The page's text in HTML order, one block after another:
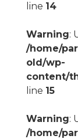
line 14
Warning:
/home/
old/wp-
content/
line 15
Warning:
/home/